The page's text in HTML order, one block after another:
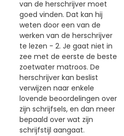
van de herschrijver moet
goed vinden. Dat kan hij
weten door een van de
werken van de herschrijver
te lezen - 2. Je gaat niet in
zee met de eerste de beste
zoetwater matroos. De
herschrijver kan beslist
verwijzen naar enkele
lovende beoordelingen over
zijn schrijfsels, en dan meer
bepaald over wat zijn
schrijfstijl aangaat.